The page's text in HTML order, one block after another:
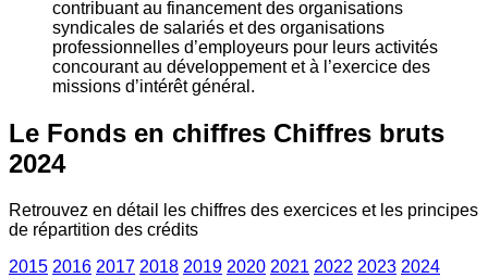
contribuant au financement des organisations
syndicales de salariés et des organisations
professionnelles d’employeurs pour leurs activités
concourant au développement et à l’exercice des
missions d’intérêt général.
Le Fonds en chiffres Chiffres bruts
2024
Retrouvez en détail les chiffres des exercices et les principes
de répartition des crédits
2015 2016 2017 2018 2019 2020 2021 2022 2023 2024